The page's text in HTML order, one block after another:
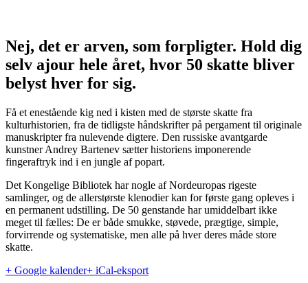
Nej, det er arven, som forpligter. Hold dig
selv ajour hele året, hvor 50 skatte bliver
belyst hver for sig.
Få et enestående kig ned i kisten med de største skatte fra
kulturhistorien, fra de tidligste håndskrifter på pergament til originale
manuskripter fra nulevende digtere. Den russiske avantgarde
kunstner Andrey Bartenev sætter historiens imponerende
fingeraftryk ind i en jungle af popart.
Det Kongelige Bibliotek har nogle af Nordeuropas rigeste
samlinger, og de allerstørste klenodier kan for første gang opleves i
en permanent udstilling. De 50 genstande har umiddelbart ikke
meget til fælles: De er både smukke, støvede, prægtige, simple,
forvirrende og systematiske, men alle på hver deres måde store
skatte.
+ Google kalender+ iCal-eksport